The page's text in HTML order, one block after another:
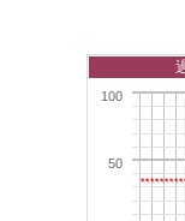
50
100